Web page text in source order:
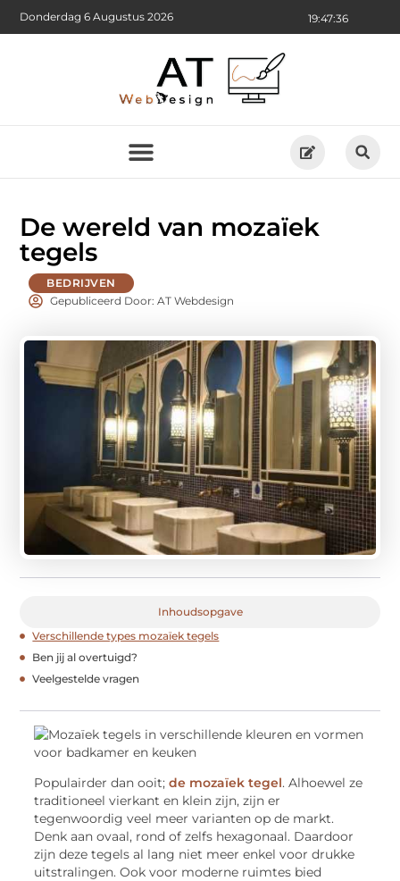
19:47:37
Donderdag 6 Augustus 2026
De wereld van mozaïek
tegels
BEDRIJVEN
Gepubliceerd Door: AT Webdesign
Inhoudsopgave
Verschillende types mozaïek tegels
Ben jij al overtuigd?
Veelgestelde vragen
Populairder dan ooit;de mozaïek tegel. Alhoewel ze
traditioneel vierkant en klein zijn, zijn er
tegenwoordig veel meer varianten op de markt.
Denk aan ovaal, rond of zelfs hexagonaal. Daardoor
zijn deze tegels al lang niet meer enkel voor drukke
uitstralingen. Ook voor moderne ruimtes bied